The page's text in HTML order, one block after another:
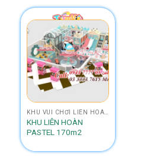
KHU LIÊN HOÀN
PASTEL 170m2